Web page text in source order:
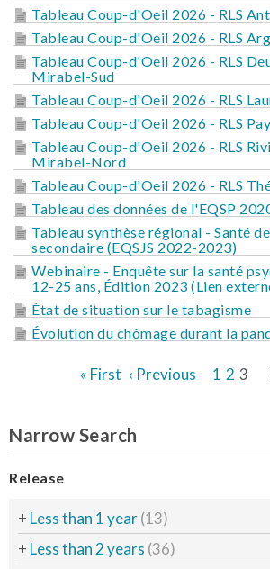
Tableau Coup-d'Oeil 2026 - RLS
Tableau Coup-d'Oeil 2026 - RLS
Tableau Coup-d'Oeil 2026 - RLS
Mirabel-Sud
Tableau Coup-d'Oeil 2026 - RLS
Tableau Coup-d'Oeil 2026 - RLS
Tableau Coup-d'Oeil 2026 - RLS
Mirabel-Nord
Tableau Coup-d'Oeil 2026 - RLS
Tableau des données de l'EQSP
Tableau synthèse régional - Santé
secondaire (EQSJS 2022-2023)
Webinaire - Enquête sur la santé
12-25 ans, Édition 2023 (Lien
État de situation sur le tabagisme
Évolution du chômage durant la
« First ‹ Previous 1 2 3
Narrow Search
Release
+ Less than 1 year(13)
+ Less than 2 years (36)